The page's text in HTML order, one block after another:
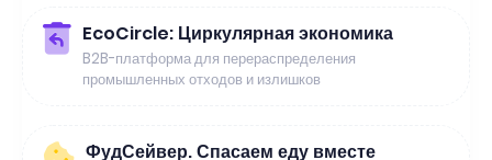
EcoCircle: Циркулярная экономика
B2B-платформа для перераспределения
промышленных отходов и излишков
ФудСейвер. Спасаем еду вместе